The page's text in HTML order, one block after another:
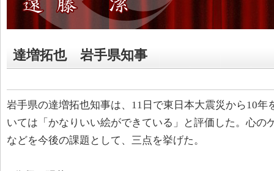
達増拓也 岩手県知事
岩手県の達増拓也知事は、11日で東日本大震災から10
いては「かなりいい絵ができている」と評価した。心の
などを今後の課題として、三点を挙げた。